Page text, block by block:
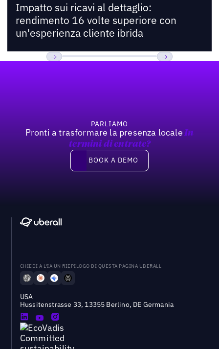
Impatto sui ricavi al dettaglio:
rendimento 16 volte superiore con
un'esperienza cliente ibrida
PARLIAMO
Pronti a trasformare la presenza locale In
termini di entrate?
Book a demo
BOOK A DEMO
CHIEDI A L'IA UN RIEPILOGO DI QUESTA PAGINA UBERALL
USA
Hussitenstrasse 33, 13355 Berlino, DE Germania